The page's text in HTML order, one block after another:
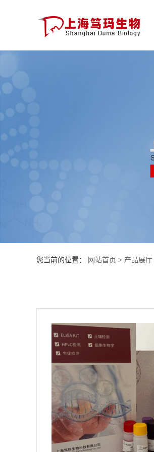
首
您当前的位置： 网站首页 > 产品展厅